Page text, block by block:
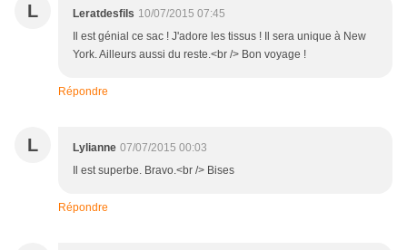
L Leratdesfils 10/07/2015 07:45
Il est génial ce sac ! J'adore les tissus ! Il sera unique à New
York. Ailleurs aussi du reste.<br /> Bon voyage !
Répondre
L Lylianne 07/07/2015 00:03
Il est superbe. Bravo.<br /> Bises
Répondre